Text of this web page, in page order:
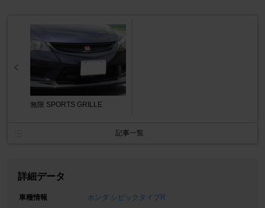
無限 SPORTS GRILLE
記事一覧
詳細データ
車種情報
ホンダ シビックタイプR